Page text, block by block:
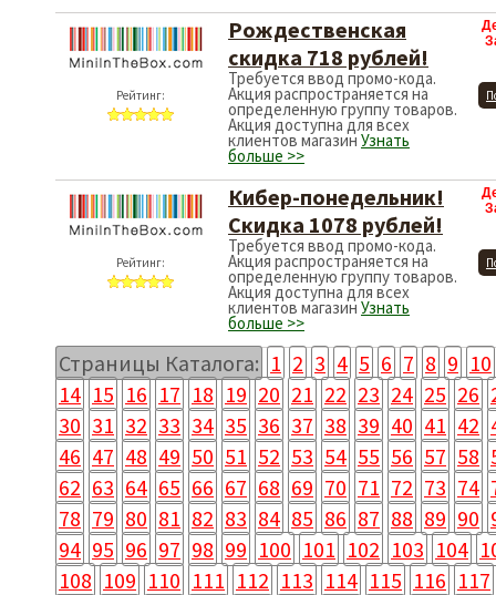
Рейтинг:
Рождественская
скидка 718 рублей!
Требуется ввод промо-кода.
Акция распространяется на
определенную группу товаров.
Акция доступна для всех
клиентов магазин Узнать
больше >>
Рейтинг:
Кибер-понедельник!
Скидка 1078 рублей!
Требуется ввод промо-кода.
Акция распространяется на
определенную группу товаров.
Акция доступна для всех
клиентов магазин Узнать
больше >>
Страницы Каталога: 1 2 3 4 5 6 7 8 9 10
14 15 16 17 18 19 20 21 22 23 24 25 26
30 31 32 33 34 35 36 37 38 39 40 41 42
46 47 48 49 50 51 52 53 54 55 56 57 58
62 63 64 65 66 67 68 69 70 71 72 73 74
78 79 80 81 82 83 84 85 86 87 88 89 90
94 95 96 97 98 99 100 101 102 103 104
108 109 110 111 112 113 114 115 116 117